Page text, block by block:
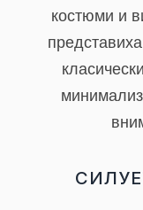
костюми и